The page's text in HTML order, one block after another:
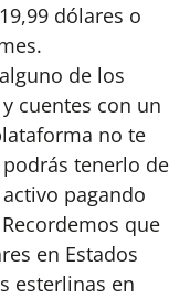
dólares o
de los
cuentes con un
no te
tenerlo de
pagando
que
en Estados
esterlinas en